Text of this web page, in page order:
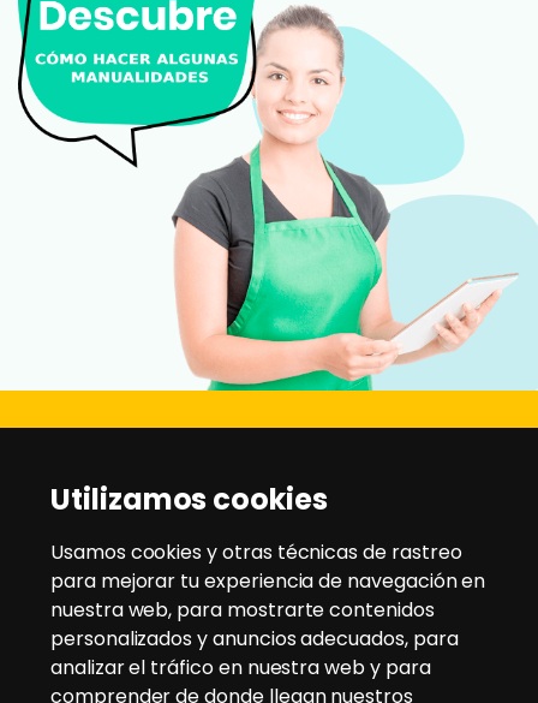
Utilizamos cookies
Usamos cookies y otras técnicas de rastreo
para mejorar tu experiencia de navegación en
nuestra web, para mostrarte contenidos
personalizados y anuncios adecuados, para
analizar el tráfico en nuestra web y para
comprender de donde llegan nuestros
C/ Rio Jarama, 21 - Pol. Ind. Montesol
Tlfno:91 604 95 35/91 604 94 58
Email:disanz@disanz.es